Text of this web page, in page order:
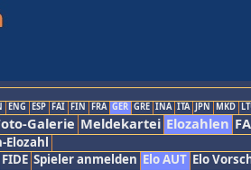
ENG ESP FAI FIN FRA GER GRE INA ITA JPN MKD
Galerie Meldekartei Elozahlen
Elozahl
FIDE Spieler anmelden Elo AUT Elo